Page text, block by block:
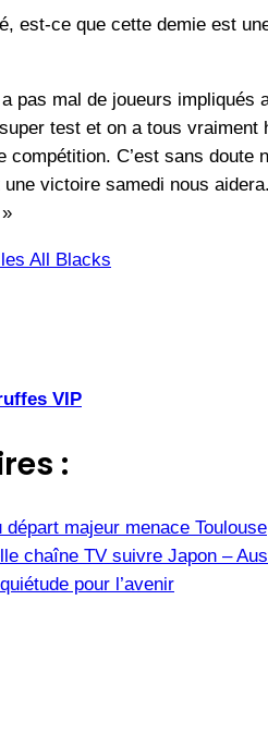
est-ce que cette demie est
pas mal de joueurs
test et on a tous
C’est sans
victoire samedi nous
All Blacks
VIP
:
majeur menace Toulouse
chaîne TV suivre Japon –
pour l’avenir